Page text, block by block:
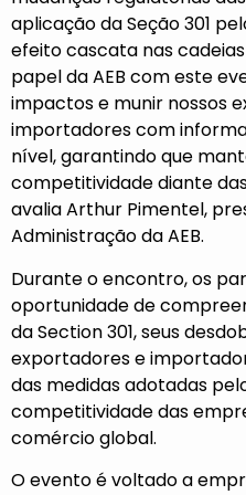
aplicação da Seção 301
efeito cascata nas
papel da AEB com este
impactos e munir nossos
importadores com
nível, garantindo que
competitividade diante
avalia Arthur Pimentel,
Administração da AEB.
Durante o encontro, os
oportunidade de
da Section 301, seus
exportadores e
das medidas adotadas
competitividade das
comércio global.
O evento é voltado a